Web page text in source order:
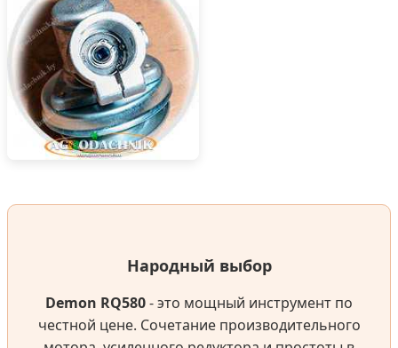
Народный выбор
Demon RQ580- это мощный инструмент по
честной цене. Сочетание производительного